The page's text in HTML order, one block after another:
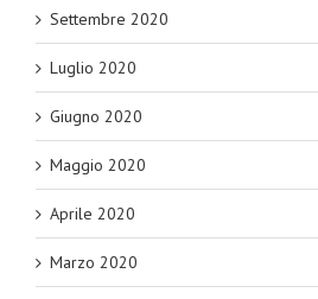
Settembre 2020
Luglio 2020
Giugno 2020
Maggio 2020
Aprile 2020
Marzo 2020